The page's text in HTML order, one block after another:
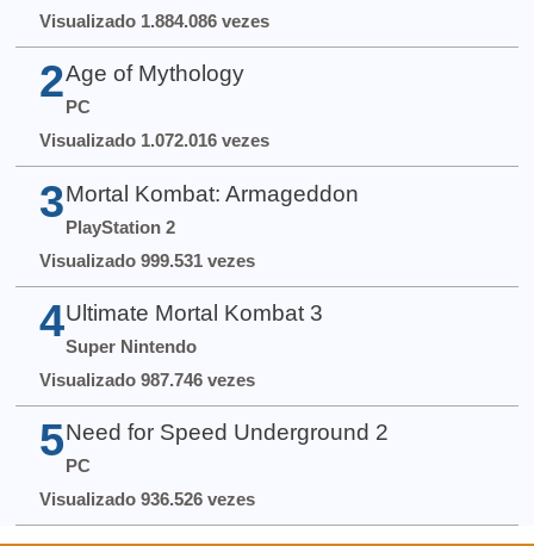
Visualizado 1.884.086 vezes
2 Age of Mythology
PC
Visualizado 1.072.016 vezes
3 Mortal Kombat: Armageddon
PlayStation 2
Visualizado 999.531 vezes
4 Ultimate Mortal Kombat 3
Super Nintendo
Visualizado 987.746 vezes
5 Need for Speed Underground 2
PC
Visualizado 936.526 vezes